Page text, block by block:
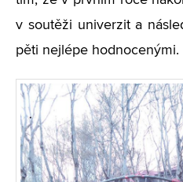
v soutěži univerzit a
pěti nejlépe hodnocenými.